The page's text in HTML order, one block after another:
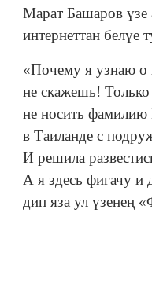
Марат Башаров
интернеттан белүе
«Почему я узнаю о
не скажешь!
не носить
в Таиланде с
И решила
А я здесь фигачу
дип яза ул үзенең